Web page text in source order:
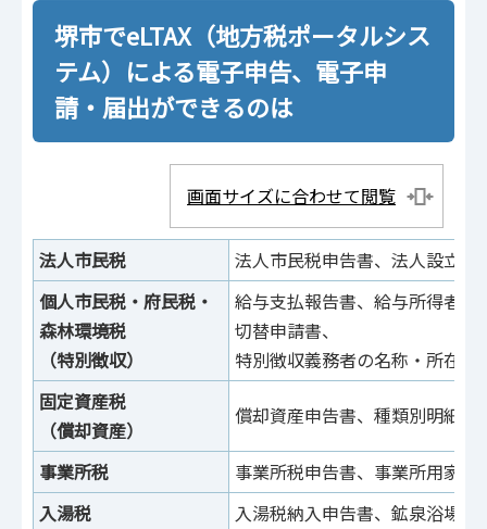
堺市でeLTAX（地方税ポータルシス
テム）による電子申告、電子申
請・届出ができるのは
画面サイズに合わせて閲覧
法人市民税
法人市民税申告書、法人設立
個人市民税・府民税・
森林環境税
（特別徴収）
給与支払報告書、給与所得者
切替申請書、
特別徴収義務者の名称・所在
固定資産税
（償却資産）
償却資産申告書、種類別明細
事業所税
事業所税申告書、事業所用家
入湯税
入湯税納入申告書、鉱泉浴場